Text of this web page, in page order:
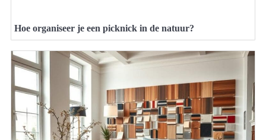
Hoe organiseer je een picknick in de natuur?